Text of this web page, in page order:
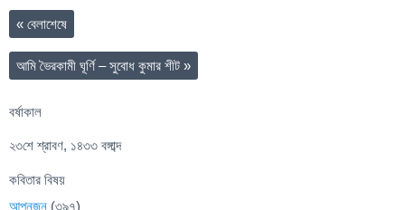
« বেলাশেষে
আমি ভৈরকামী ঘূর্ণি – সুবোধ কুমার শীট »
বর্ষাকাল
২৩শে শ্রাবণ, ১৪৩৩ বঙ্গাব্দ
কবিতার বিষয়
আপনজন (৩৯৭)